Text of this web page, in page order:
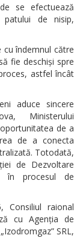
se efectuează
patului de nisip,
cu îndemnul către
fie deschiși spre
astfel încât
aduce sincere
Ministerului
de a
de a conecta
Totodată,
de Dezvoltare
în procesul de
Consiliul raional
cu Agenția de
SRL,